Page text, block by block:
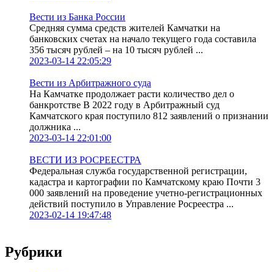
Вести из Банка России
Средняя сумма средств жителей Камчатки на
банковских счетах на начало текущего года составила
356 тысяч рублей – на 10 тысяч рублей ...
2023-03-14 22:05:29
Вести из Арбитражного суда
На Камчатке продолжает расти количество дел о
банкротстве В 2022 году в Арбитражный суд
Камчатского края поступило 812 заявлений о признании
должника ...
2023-03-14 22:01:00
ВЕСТИ ИЗ РОСРЕЕСТРА
Федеральная служба государственной регистрации,
кадастра и картографии по Камчатскому краю Почти 3
000 заявлений на проведение учетно-регистрационных
действий поступило в Управление Росреестра ...
2023-02-14 19:47:48
Рубрики